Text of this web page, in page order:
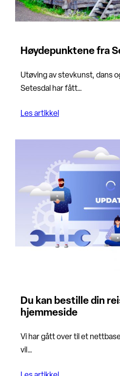
Høydepunktene fra
Utøving av stevkunst, dans
Setesdal har fått…
Les artikkel
Du kan bestille din
hjemmeside
Vi har gått over til et
vil…